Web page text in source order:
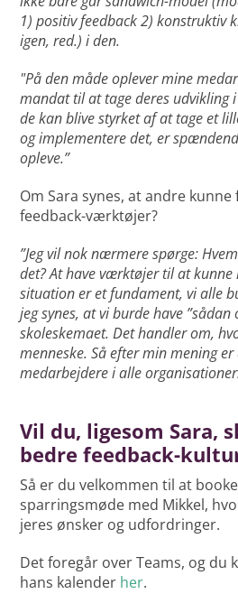
1) positiv feedback 2) konstruktiv
igen, red.) i den.
"På den måde oplever mine
mandat til at tage deres udvikling
de kan blive styrket af at tage et
og implementere det, er
opleve.”
Om Sara synes, at andre
feedback-værktøjer?
”Jeg vil nok nærmere spørge:
det? At have værktøjer til at kunne
situation er et fundament, vi alle
jeg synes, at vi burde have
skoleskemaet. Det handler om,
menneske. Så efter min mening
medarbejdere i alle
Vil du, ligesom Sara,
bedre feedback-
Så er du velkommen til at
sparringsmøde med Mikkel,
jeres ønsker og udfordringer.
Det foregår over Teams, og du
hans kalender her.